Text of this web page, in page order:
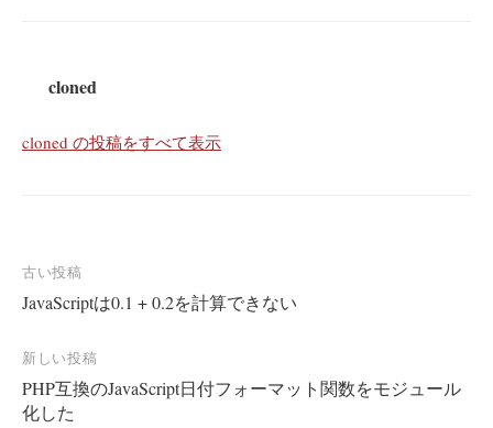
cloned
cloned の投稿をすべて表示
投
稿
ナ
ビ
ゲ
古い投稿
JavaScriptは0.1 + 0.2を計算できない
新しい投稿
PHP互換のJavaScript日付フォーマット関数をモジュール
化した